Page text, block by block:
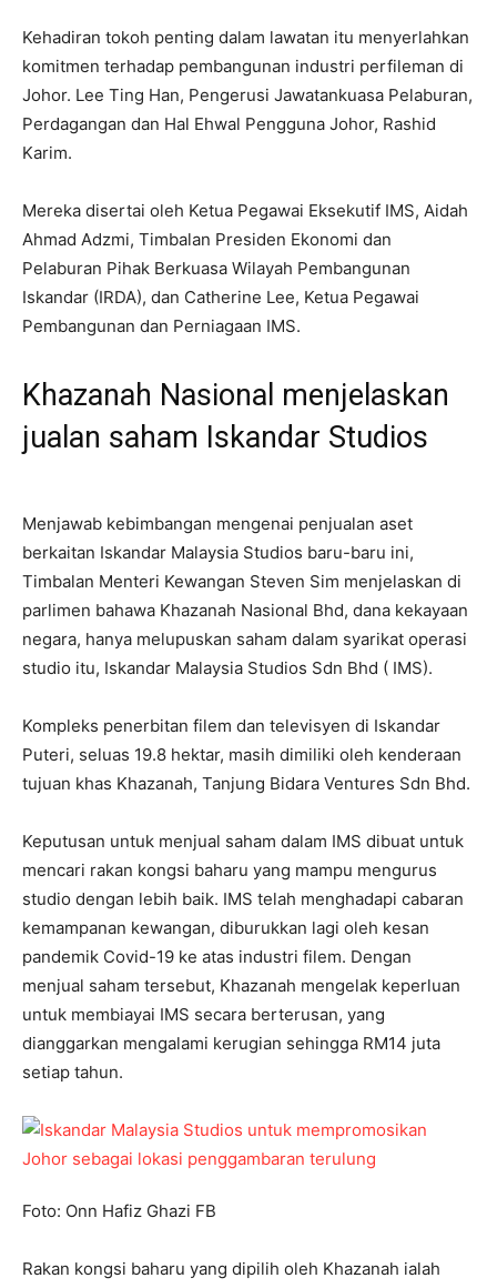
Kehadiran tokoh penting dalam lawatan itu menyerlahkan
komitmen terhadap pembangunan industri perfileman di
Johor. Lee Ting Han, Pengerusi Jawatankuasa Pelaburan,
Perdagangan dan Hal Ehwal Pengguna Johor, Rashid
Karim.
Mereka disertai oleh Ketua Pegawai Eksekutif IMS, Aidah
Ahmad Adzmi, Timbalan Presiden Ekonomi dan
Pelaburan Pihak Berkuasa Wilayah Pembangunan
Iskandar (IRDA), dan Catherine Lee, Ketua Pegawai
Pembangunan dan Perniagaan IMS.
Khazanah Nasional menjelaskan
jualan saham Iskandar Studios
Menjawab kebimbangan mengenai penjualan aset
berkaitan Iskandar Malaysia Studios baru-baru ini,
Timbalan Menteri Kewangan Steven Sim menjelaskan di
parlimen bahawa Khazanah Nasional Bhd, dana kekayaan
negara, hanya melupuskan saham dalam syarikat operasi
studio itu, Iskandar Malaysia Studios Sdn Bhd ( IMS).
Kompleks penerbitan filem dan televisyen di Iskandar
Puteri, seluas 19.8 hektar, masih dimiliki oleh kenderaan
tujuan khas Khazanah, Tanjung Bidara Ventures Sdn Bhd.
Keputusan untuk menjual saham dalam IMS dibuat untuk
mencari rakan kongsi baharu yang mampu mengurus
studio dengan lebih baik. IMS telah menghadapi cabaran
kemampanan kewangan, diburukkan lagi oleh kesan
pandemik Covid-19 ke atas industri filem. Dengan
menjual saham tersebut, Khazanah mengelak keperluan
untuk membiayai IMS secara berterusan, yang
dianggarkan mengalami kerugian sehingga RM14 juta
setiap tahun.
Foto: Onn Hafiz Ghazi FB
Rakan kongsi baharu yang dipilih oleh Khazanah ialah